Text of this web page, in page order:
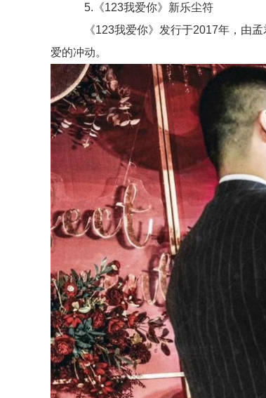
5.《123我爱你》新乐尘符
《123我爱你》发行于2017年，由孟
爱的冲动。